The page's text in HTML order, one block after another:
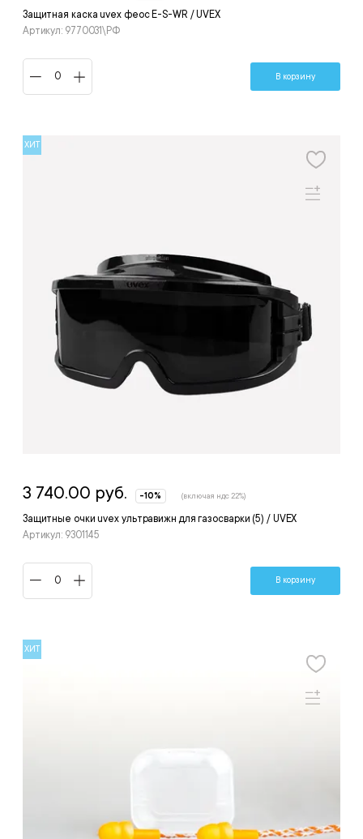
Защитная каска uvex феос E-S-WR / UVEX
Артикул: 9770031\РФ
В корзину
ХИТ
Защитные очки uvex ультравижн для газосварки (5) / UVEX
Артикул: 9301145
3 740.00 руб. -10% (включая ндс 22%)
В корзину
ХИТ